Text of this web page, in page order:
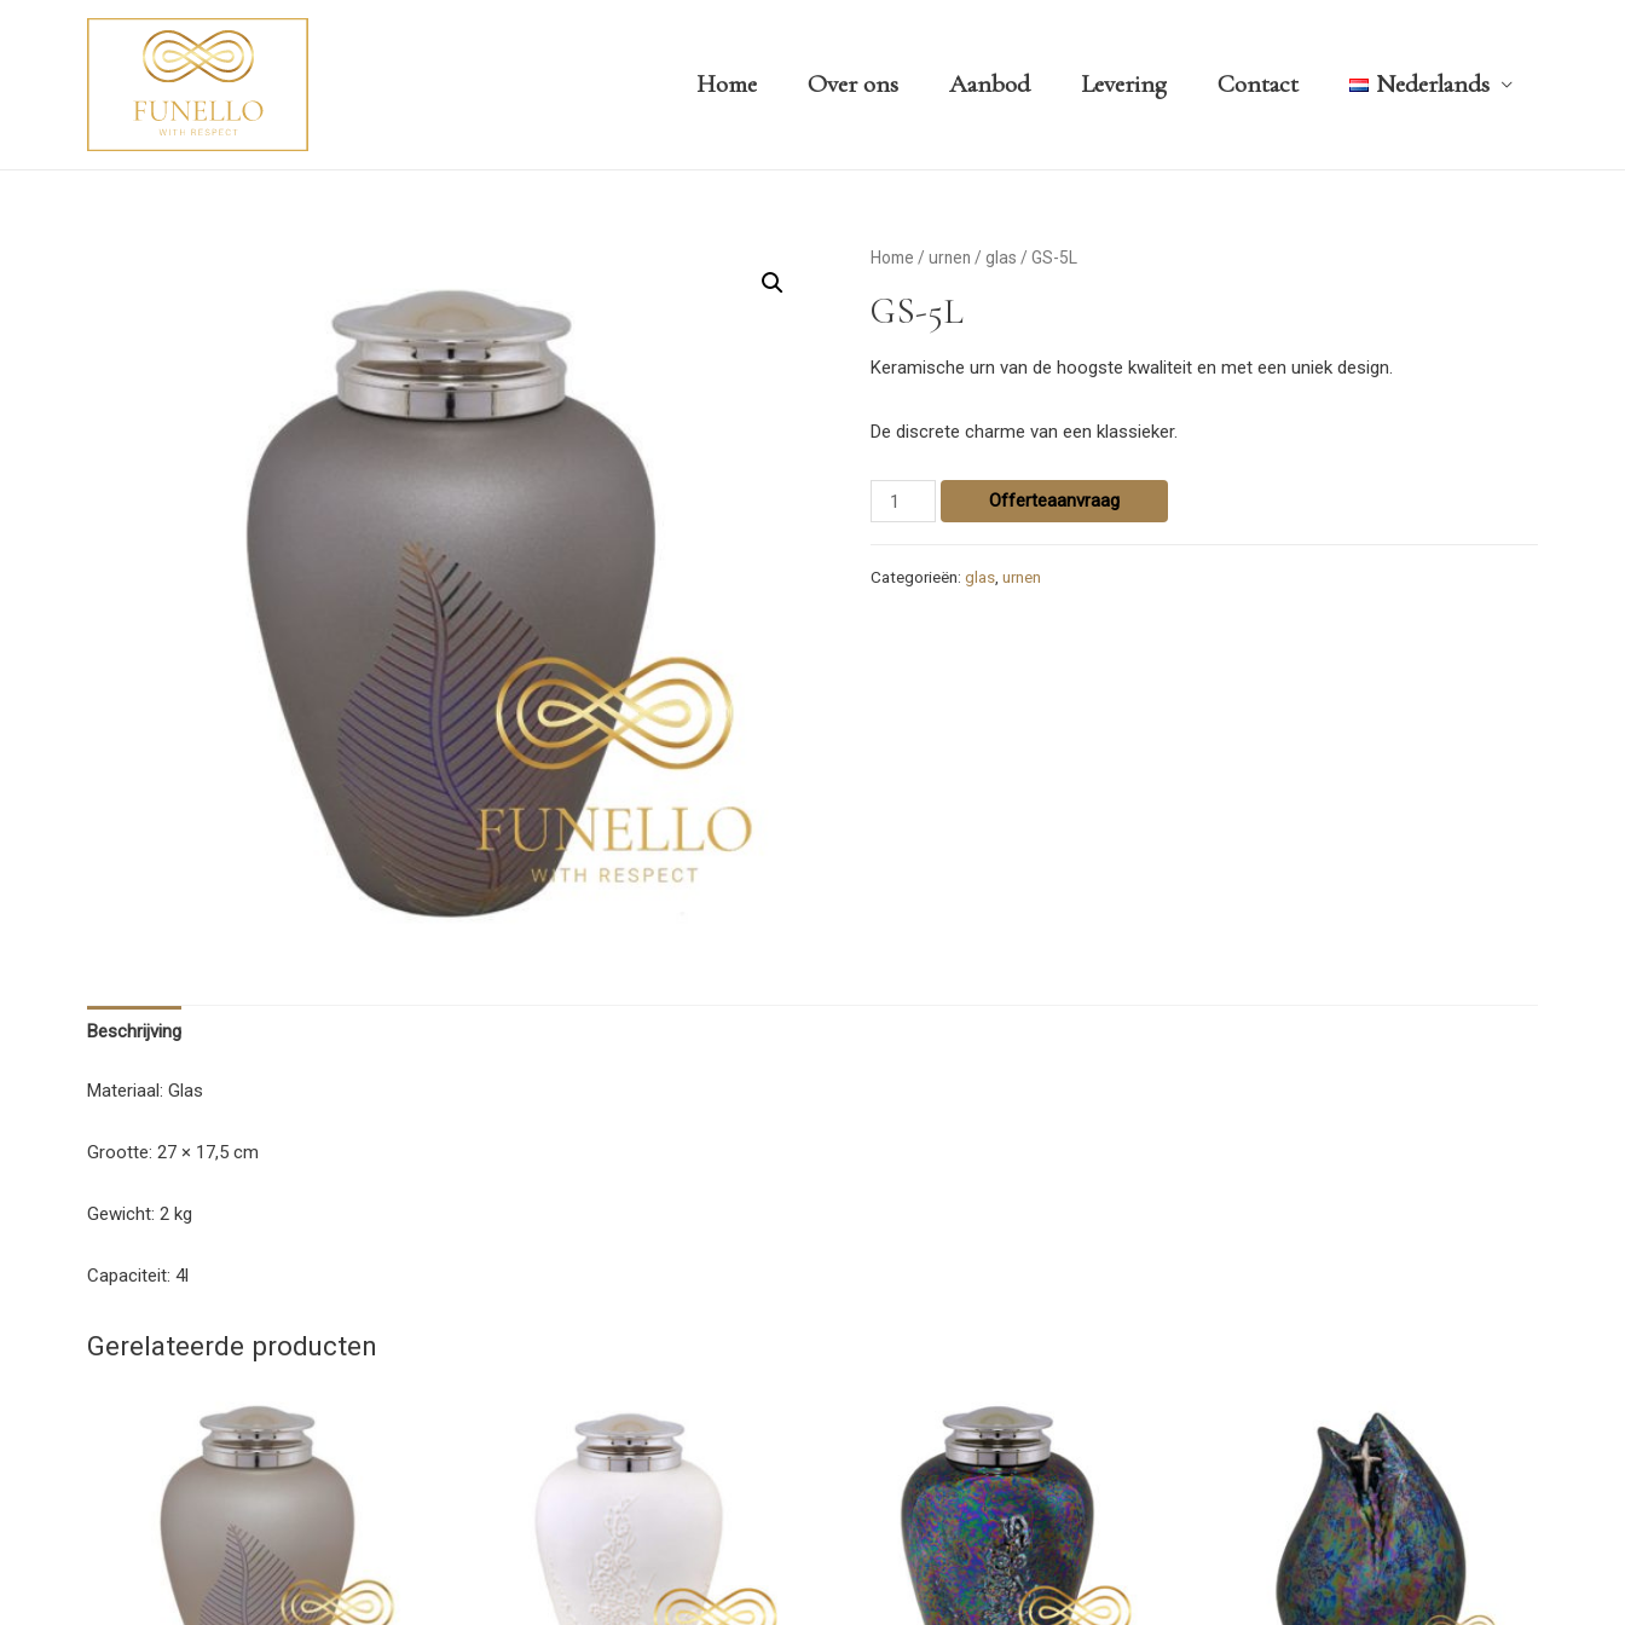
Home Over ons Aanbod Levering Contact Nederlands
Home / urnen / glas / GS-5L
GS-5L
Keramische urn van de hoogste kwaliteit en met een uniek design.
De discrete charme van een klassieker.
Offerteaanvraag
Categorieën: glas urnen
Beschrijving
Materiaal: Glas
Grootte: 27 × 17,5 cm
Gewicht: 2 kg
Capaciteit: 4l
Gerelateerde producten